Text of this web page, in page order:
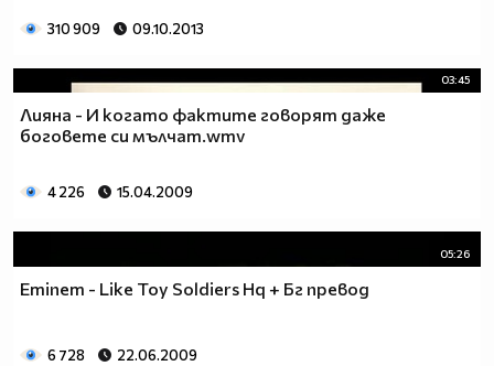
310 909 09.10.2013
03:45
Лияна - И когато фактите говорят даже
боговете си мълчат.wmv
4 226 15.04.2009
05:26
Eminem - Like Toy Soldiers Hq + Бг превод
6 728 22.06.2009